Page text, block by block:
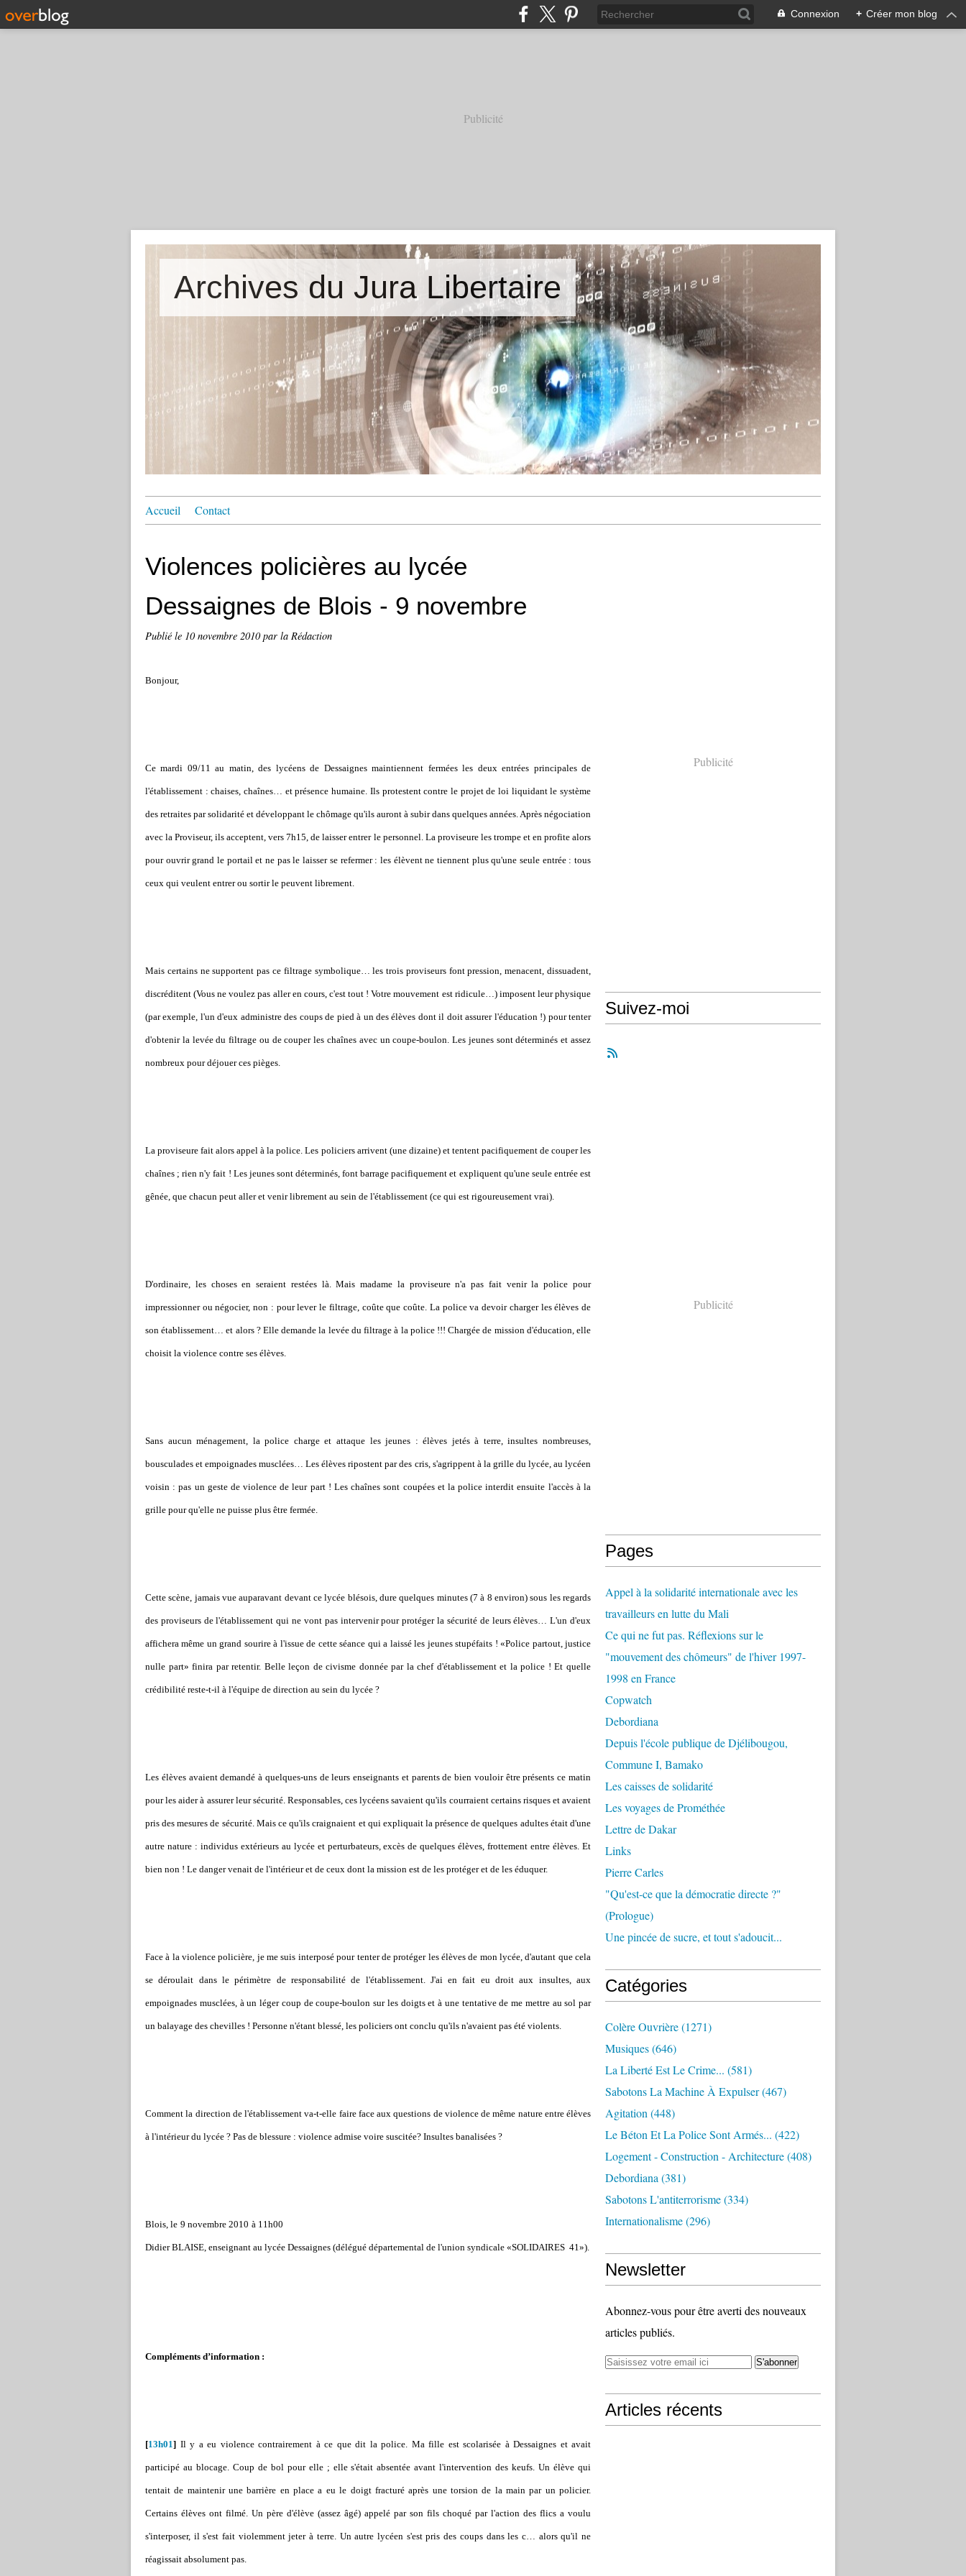
Connexion + Créer mon blog
Publicité
Archives du Jura Libertaire
Accueil Contact
Violences policières au lycée
Dessaignes de Blois - 9 novembre
Publié le 10 novembre 2010par la Rédaction
Bonjour,
Ce mardi 09/11 au matin, des lycéens de Dessaignes maintiennent fermées les deux entrées principales de
l'établissement : chaises, chaînes… et présence humaine. Ils protestent contre le projet de loi liquidant le système
des retraites par solidarité et développant le chômage qu'ils auront à subir dans quelques années. Après négociation
avec la Proviseur, ils acceptent, vers 7h15, de laisser entrer le personnel. La proviseure les trompe et en profite alors
pour ouvrir grand le portail et ne pas le laisser se refermer : les élèvent ne tiennent plus qu'une seule entrée : tous
ceux qui veulent entrer ou sortir le peuvent librement.
Mais certains ne supportent pas ce filtrage symbolique… les trois proviseurs font pression, menacent, dissuadent,
discréditent (Vous ne voulez pas aller en cours, c'est tout ! Votre mouvement est ridicule…) imposent leur physique
(par exemple, l'un d'eux administre des coups de pied à un des élèves dont il doit assurer l'éducation !) pour tenter
d'obtenir la levée du filtrage ou de couper les chaînes avec un coupe-boulon. Les jeunes sont déterminés et assez
nombreux pour déjouer ces pièges.
La proviseure fait alors appel à la police. Les policiers arrivent (une dizaine) et tentent pacifiquement de couper les
chaînes ; rien n'y fait ! Les jeunes sont déterminés, font barrage pacifiquement et expliquent qu'une seule entrée est
gênée, que chacun peut aller et venir librement au sein de l'établissement (ce qui est rigoureusement vrai).
D'ordinaire, les choses en seraient restées là. Mais madame la proviseure n'a pas fait venir la police pour
impressionner ou négocier, non : pour lever le filtrage, coûte que coûte. La police va devoir charger les élèves de
son établissement… et alors ? Elle demande la levée du filtrage à la police !!! Chargée de mission d'éducation, elle
choisit la violence contre ses élèves.
Sans aucun ménagement, la police charge et attaque les jeunes : élèves jetés à terre, insultes nombreuses,
bousculades et empoignades musclées… Les élèves ripostent par des cris, s'agrippent à la grille du lycée, au lycéen
voisin : pas un geste de violence de leur part ! Les chaînes sont coupées et la police interdit ensuite l'accès à la
grille pour qu'elle ne puisse plus être fermée.
Cette scène, jamais vue auparavant devant ce lycée blésois, dure quelques minutes (7 à 8 environ) sous les regards
des proviseurs de l'établissement qui ne vont pas intervenir pour protéger la sécurité de leurs élèves… L'un d'eux
affichera même un grand sourire à l'issue de cette séance qui a laissé les jeunes stupéfaits ! «Police partout, justice
nulle part» finira par retentir. Belle leçon de civisme donnée par la chef d'établissement et la police ! Et quelle
crédibilité reste-t-il à l'équipe de direction au sein du lycée ?
Les élèves avaient demandé à quelques-uns de leurs enseignants et parents de bien vouloir être présents ce matin
pour les aider à assurer leur sécurité. Responsables, ces lycéens savaient qu'ils courraient certains risques et avaient
pris des mesures de sécurité. Mais ce qu'ils craignaient et qui expliquait la présence de quelques adultes était d'une
autre nature : individus extérieurs au lycée et perturbateurs, excès de quelques élèves, frottement entre élèves. Et
bien non ! Le danger venait de l'intérieur et de ceux dont la mission est de les protéger et de les éduquer.
Face à la violence policière, je me suis interposé pour tenter de protéger les élèves de mon lycée, d'autant que cela
se déroulait dans le périmètre de responsabilité de l'établissement. J'ai en fait eu droit aux insultes, aux
empoignades musclées, à un léger coup de coupe-boulon sur les doigts et à une tentative de me mettre au sol par
un balayage des chevilles ! Personne n'étant blessé, les policiers ont conclu qu'ils n'avaient pas été violents.
Comment la direction de l'établissement va-t-elle faire face aux questions de violence de même nature entre élèves
à l'intérieur du lycée ? Pas de blessure : violence admise voire suscitée? Insultes banalisées ?
Blois, le 9 novembre 2010 à 11h00
Didier BLAISE, enseignant au lycée Dessaignes (délégué départemental de l'union syndicale «SOLIDAIRES 41»).
Compléments d’information :
[13h01] Il y a eu violence contrairement à ce que dit la police. Ma fille est scolarisée à Dessaignes et avait
participé au blocage. Coup de bol pour elle ; elle s'était absentée avant l'intervention des keufs. Un élève qui
tentait de maintenir une barrière en place a eu le doigt fracturé après une torsion de la main par un policier.
Certains élèves ont filmé. Un père d'élève (assez âgé) appelé par son fils choqué par l'action des flics a voulu
s'interposer, il s'est fait violemment jeter à terre. Un autre lycéen s'est pris des coups dans les c… alors qu'il ne
réagissait absolument pas.
Publicité
Suivez-moi
Publicité
Pages
Appel à la solidarité internationale avec les
travailleurs en lutte du Mali
Ce qui ne fut pas. Réflexions sur le
"mouvement des chômeurs" de l'hiver 1997-
1998 en France
Copwatch
Debordiana
Depuis l'école publique de Djélibougou,
Commune I, Bamako
Les caisses de solidarité
Les voyages de Prométhée
Lettre de Dakar
Links
Pierre Carles
"Qu'est-ce que la démocratie directe ?"
(Prologue)
Une pincée de sucre, et tout s'adoucit...
Catégories
Colère Ouvrière(1271)
Musiques(646)
La Liberté Est Le Crime... (581)
Sabotons La Machine À Expulser(467)
Agitation (448)
Le Béton Et La Police Sont Armés... (422)
Logement - Construction - Architecture(408)
Debordiana (381)
Sabotons L'antiterrorisme(334)
Internationalisme(296)
Newsletter
Abonnez-vous pour être averti des nouveaux
articles publiés.
Articles récents